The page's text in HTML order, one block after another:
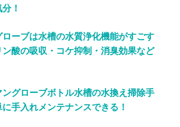
！
ローブは水槽の水質浄化機能がすごす
酸の吸収・コケ抑制・消臭効果など
ングローブボトル水槽の水換え掃除手
手入れメンテナンスできる！